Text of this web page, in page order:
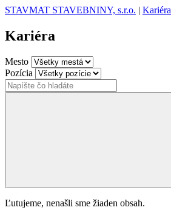
STAVMAT STAVEBNINY, s.r.o. | Kariéra
Kariéra
Mesto
Pozícia
Ľutujeme, nenašli sme žiaden obsah.